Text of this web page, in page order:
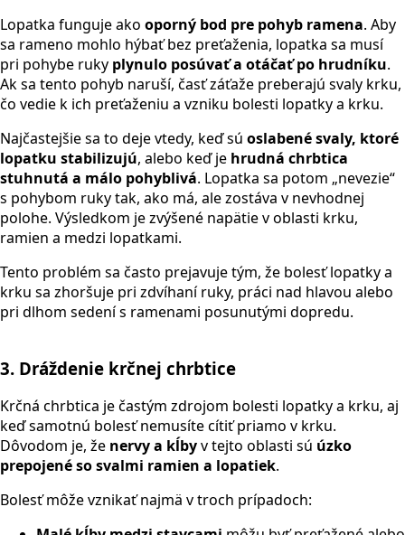
Lopatka funguje ako oporný bod pre pohyb ramena. Aby
sa rameno mohlo hýbať bez preťaženia, lopatka sa musí
pri pohybe ruky plynulo posúvať a otáčať po hrudníku.
Ak sa tento pohyb naruší, časť záťaže preberajú svaly krku,
čo vedie k ich preťaženiu a vzniku bolesti lopatky a krku.
Najčastejšie sa to deje vtedy, keď sú oslabené svaly, ktoré
lopatku stabilizujú, alebo keď je hrudná chrbtica
stuhnutá a málo pohyblivá. Lopatka sa potom „nevezie“
s pohybom ruky tak, ako má, ale zostáva v nevhodnej
polohe. Výsledkom je zvýšené napätie v oblasti krku,
ramien a medzi lopatkami.
Tento problém sa často prejavuje tým, že bolesť lopatky a
krku sa zhoršuje pri zdvíhaní ruky, práci nad hlavou alebo
pri dlhom sedení s ramenami posunutými dopredu.
3. Dráždenie krčnej chrbtice
Krčná chrbtica je častým zdrojom bolesti lopatky a krku, aj
keď samotnú bolesť nemusíte cítiť priamo v krku.
Dôvodom je, že nervy a kĺbyv tejto oblasti sú úzko
prepojené so svalmi ramien a lopatiek.
Bolesť môže vznikať najmä v troch prípadoch: